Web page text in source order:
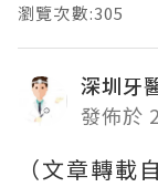
瀏覽次數:305
深圳牙
發佈於
（文章轉載自